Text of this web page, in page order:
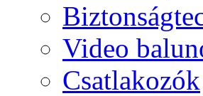
Video
Csatlakozók